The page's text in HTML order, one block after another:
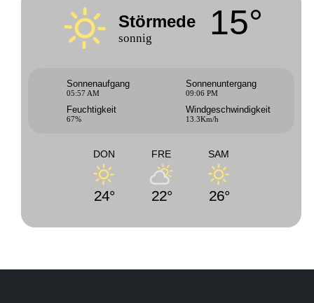
Störmede
sonnig 15°
Sonnenaufgang
05:57 AM
Sonnenuntergang
09:06 PM
Feuchtigkeit
67%
Windgeschwindigkeit
13.3Km/h
DON
24°
FRE
22°
SAM
26°